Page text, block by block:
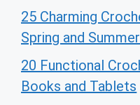
25 Charming
Spring and
20 Functional
Books and Tablets